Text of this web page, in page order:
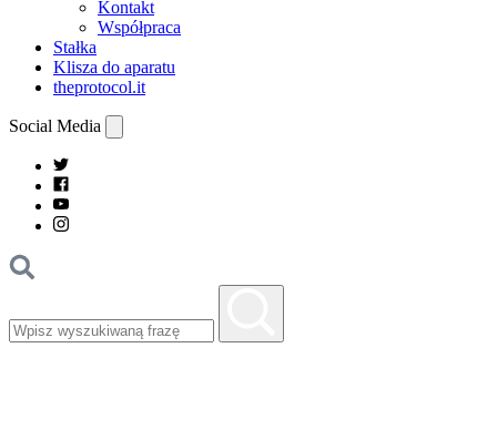
Kontakt
Współpraca
Stałka
Klisza do aparatu
theprotocol.it
Social Media